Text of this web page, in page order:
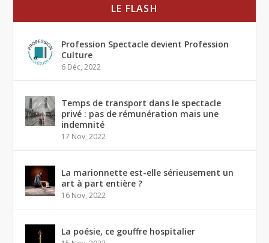
LE FLASH
Profession Spectacle devient Profession
Culture
6 Déc, 2022
Temps de transport dans le spectacle
privé : pas de rémunération mais une
indemnité
17 Nov, 2022
La marionnette est-elle sérieusement un
art à part entière ?
16 Nov, 2022
La poésie, ce gouffre hospitalier